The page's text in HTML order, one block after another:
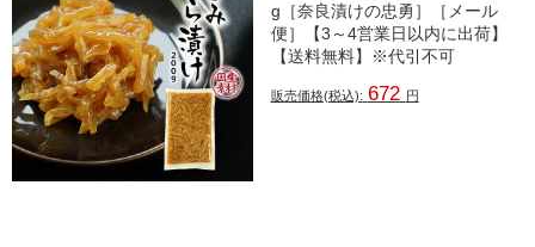
g［奈良漬けの忠勇］［メール
便］【3～4営業日以内に出荷】
【送料無料】※代引不可
販売価格(税込): 672 円